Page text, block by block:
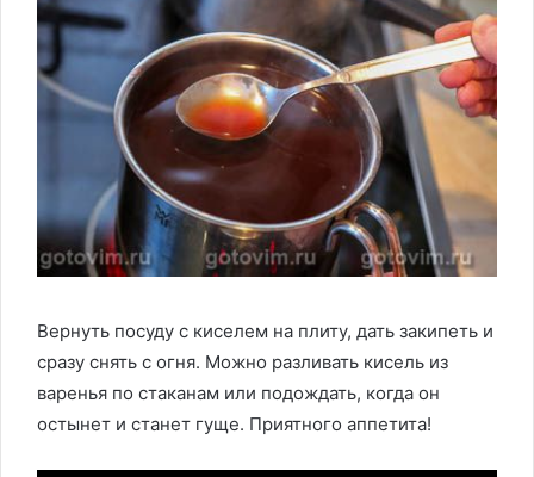
Вернуть посуду с киселем на плиту, дать закипеть и
сразу снять с огня. Можно разливать кисель из
варенья по стаканам или подождать, когда он
остынет и станет гуще. Приятного аппетита!